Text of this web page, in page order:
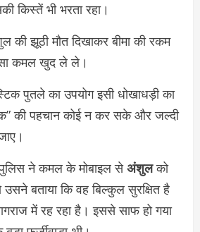
किस्तें भी भरता रहा।
की झूठी मौत दिखाकर बीमा की रकम
कमल खुद ले ले।
पुतले का उपयोग इसी धोखाधड़ी का
की पहचान कोई न कर सके और जल्दी
ने कमल के मोबाइल सेअंशुलको
उसने बताया कि वह बिल्कुल सुरक्षित है
में रह रहा है। इससे साफ हो गया